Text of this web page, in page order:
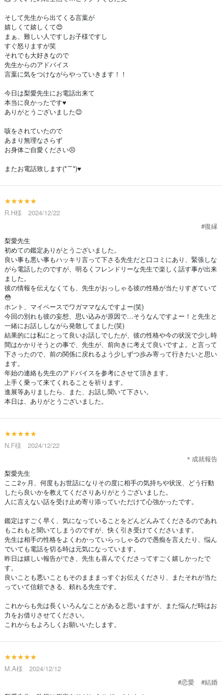
そして先生から出てくる言葉が
嬉しくて嬉しくて😍
まぁ、難しい人ですしお子様ですし
すぐ怒りますが笑
それでも大好きなので
先生からのアドバイス
言葉に気をつけながらやっていきます！！
今日は梨愛先生にお電話出来て
本当に良かったです♥️
ありがとうございました😊
咳をされていたので
あまり無理なさらず
お身体ご自愛ください😣
またお電話致します(*´˘`*)♥
★★★★★
R.H様 2024/12/22
#復縁
梨愛先生
初めての鑑定ありがとうございました。
良い事も悪い事もハッキリ言って下さる先生だと口コミにあり、緊張しな
がら電話したのですが、明るくフレンドリーな先生で楽しく話す事が出来
ました。
彼の情報を伝えなくても、先生がおっしゃる彼の性格が当たりすぎていて
😳
ホント、マイペースでワガママなんですよー(笑)
今回の別れも彼の妄想、思い込みが原因で…そうなんですよー！と先生と
一緒にお話ししながら発散してました(笑)
結果的には私にとって良いお話しでしたが、彼の性格や今の状況で少し時
間はかかりそうとの事で、先生が、前向きに考えて良いですよ。と言って
下さったので、前の関係に戻れるよう少しずつ歩み寄って行きたいと思い
ます。
年始の連絡も先生のアドバイスを参考にさせて頂きます。
上手く乗って来てくれることを祈ります。
進展等ありましたら、また、お話し聞いて下さい。
本日は、ありがとうございました。
★★★★★
N.F様 2024/12/22
＊成就報告
梨愛先生
ここ2ヶ月、何度もお世話になりその度に相手の気持ちや状況、どう行動
したら良いかを教えてくださりありがとうございました。
人に言えない話を受け止め寄り添っていただけて心強かったです。
鑑定はすごく早く、気になっていることをどんどんみてくださるのであれ
もこれもと聞いてしまうのですが、快く引き受けてくださいます。
先生は相手の性格をよくわかっていらっしゃるので愚痴を言えたり、悩ん
でいても電話を切る時は元気になっています。
昨日は嬉しい報告ができ、先生も喜んでくださってすごく嬉しかったで
す。
良いことも悪いこともそのまままっすぐお伝えくださり、またそれが当た
っていて信頼できる、頼れる先生です。
これからも先は長くいろんなことがあると思いますが、また悩んだ時はお
力をお借りさせてください。
これからもよろしくお願いいたします。
★★★★★
M.A様 2024/12/12
#恋愛
#結婚